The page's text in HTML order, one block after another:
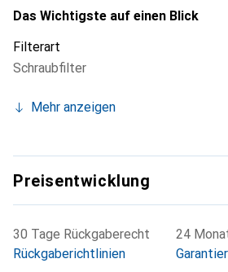
Das Wichtigste auf einen Blick
Filterart
Schraubfilter
Mehr anzeigen
Preisentwicklung
30 Tage Rückgaberecht
Rückgaberichtlinien
24